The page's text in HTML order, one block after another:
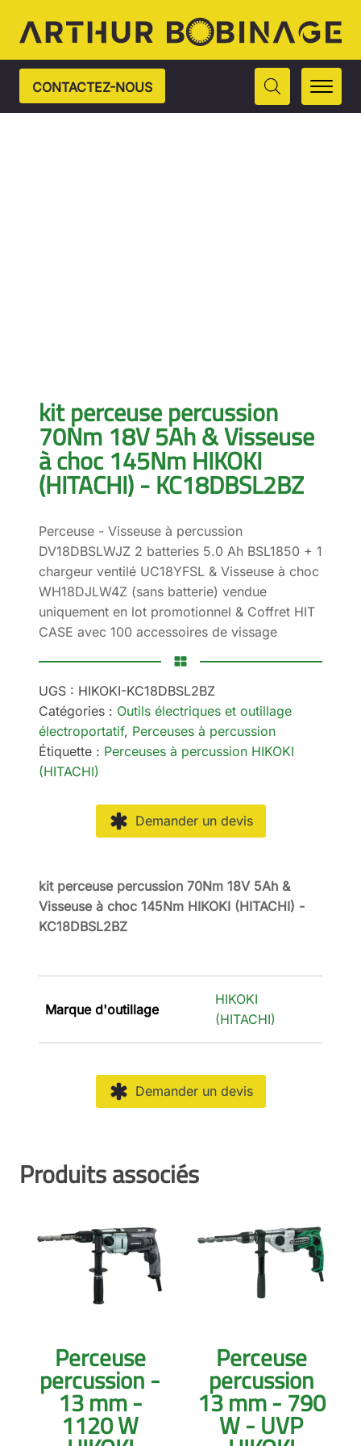
CONTACTEZ-NOUS
kit perceuse percussion
70Nm 18V 5Ah & Visseuse
à choc 145Nm HIKOKI
(HITACHI) - KC18DBSL2BZ
Perceuse - Visseuse à percussion
DV18DBSLWJZ 2 batteries 5.0 Ah BSL1850 + 1
chargeur ventilé UC18YFSL & Visseuse à choc
WH18DJLW4Z (sans batterie) vendue
uniquement en lot promotionnel & Coffret HIT
CASE avec 100 accessoires de vissage
UGS : HIKOKI-KC18DBSL2BZ
Catégories : Outils électriques et outillage
électroportatif, Perceuses à percussion
Étiquette : Perceuses à percussion HIKOKI
(HITACHI)
Demander un devis
kit perceuse percussion 70Nm 18V 5Ah &
Visseuse à choc 145Nm HIKOKI (HITACHI) -
KC18DBSL2BZ
Marque d'outillage
HIKOKI
(HITACHI)
Demander un devis
Produits associés
Perceuse
percussion -
13 mm -
1120 W
Perceuse
percussion
13 mm - 790
W - UVP